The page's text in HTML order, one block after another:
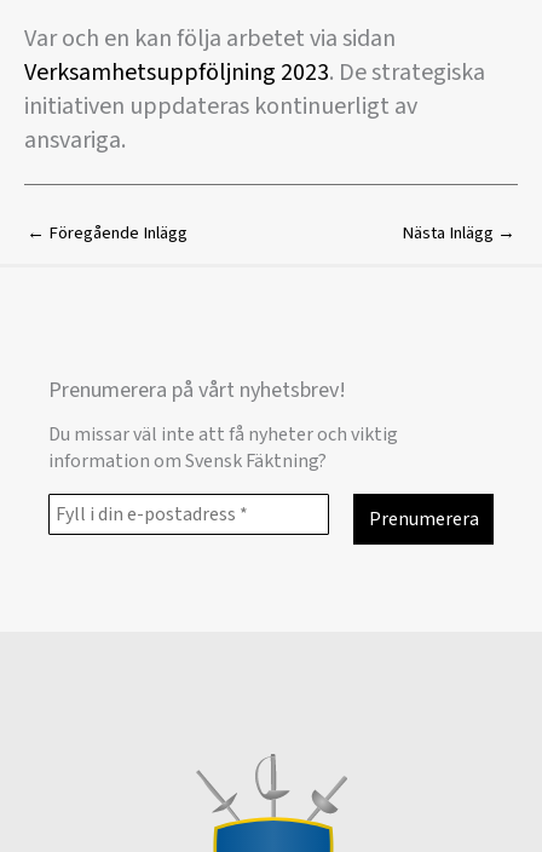
Var och en kan följa arbetet via sidan
Verksamhetsuppföljning 2023. De strategiska
initiativen uppdateras kontinuerligt av
ansvariga.
← Föregående Inlägg Nästa Inlägg →
Prenumerera på vårt nyhetsbrev!
Du missar väl inte att få nyheter och viktig
information om Svensk Fäktning?